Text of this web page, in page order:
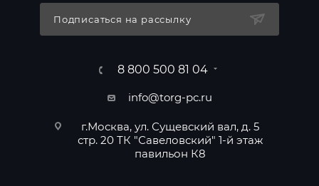
Подписаться на рассылку
8 800 500 81 04
info@torg-pc.ru
г.Москва, ул. Сущевский вал, д. 5
стр. 20 ТК "Савеловский" 1-й этаж
павильон К8